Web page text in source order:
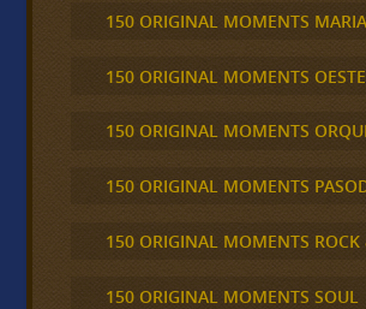
150 ORIGINAL MOMENTS
150 ORIGINAL MOMENTS OESTE
150 ORIGINAL MOMENTS
150 ORIGINAL MOMENTS
150 ORIGINAL MOMENTS ROCK
150 ORIGINAL MOMENTS SOUL